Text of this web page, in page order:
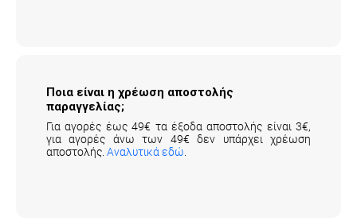
Ποια είναι η χρέωση αποστολής
παραγγελίας;
Για αγορές έως 49€ τα έξοδα αποστολής είναι 3€,
για αγορές άνω των 49€ δεν υπάρχει χρέωση
αποστολής. Αναλυτικά εδώ